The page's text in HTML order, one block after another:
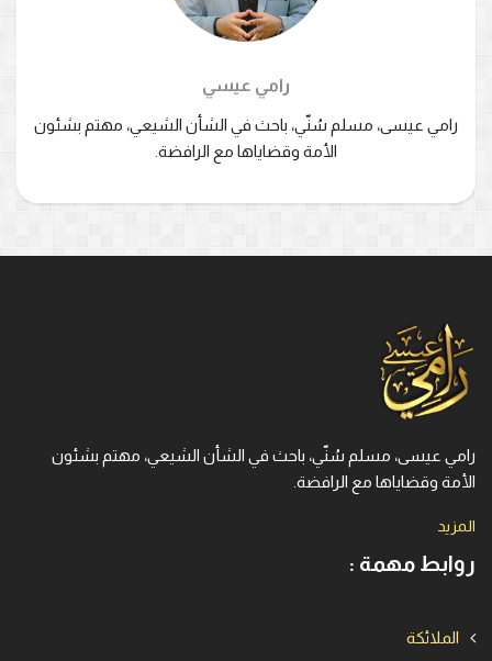
رامي عيسي
رامي عيسى، مسلم سُنّي، باحث في الشأن الشيعي، مهتم بشئون
الأمة وقضاياها مع الرافضة.
رامي عيسى، مسلم سُنّي، باحث في الشأن الشيعي، مهتم بشئون
الأمة وقضاياها مع الرافضة.
المزيد
روابط مهمة :
الملائكة